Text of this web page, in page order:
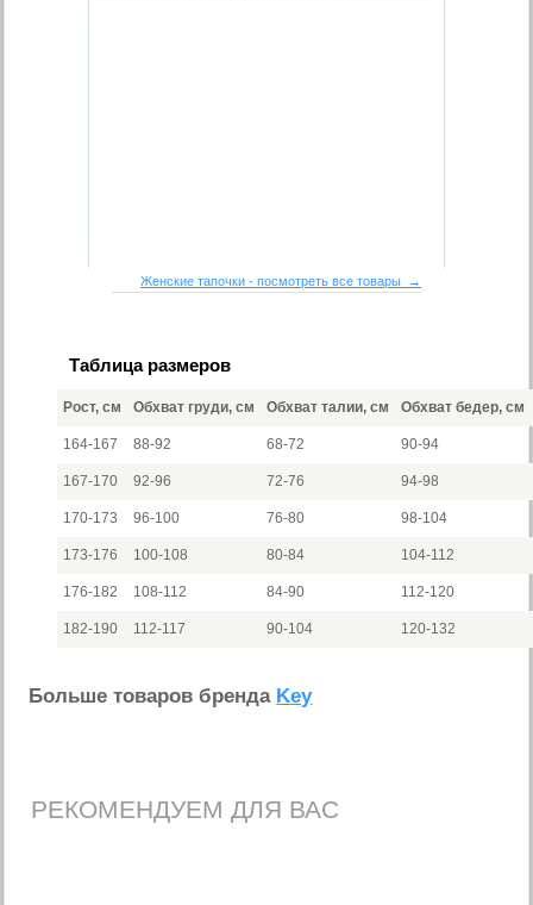
Женские тапочки - посмотреть все товары →
Таблица размеров
Рост, см Обхват груди, см Обхват талии, см Обхват бедер, см
164-167 88-92 68-72 90-94
167-170 92-96 72-76 94-98
170-173 96-100 76-80 98-104
173-176 100-108 80-84 104-112
176-182 108-112 84-90 112-120
182-190 112-117 90-104 120-132
Больше товаров бренда Key
РЕКОМЕНДУЕМ ДЛЯ ВАС